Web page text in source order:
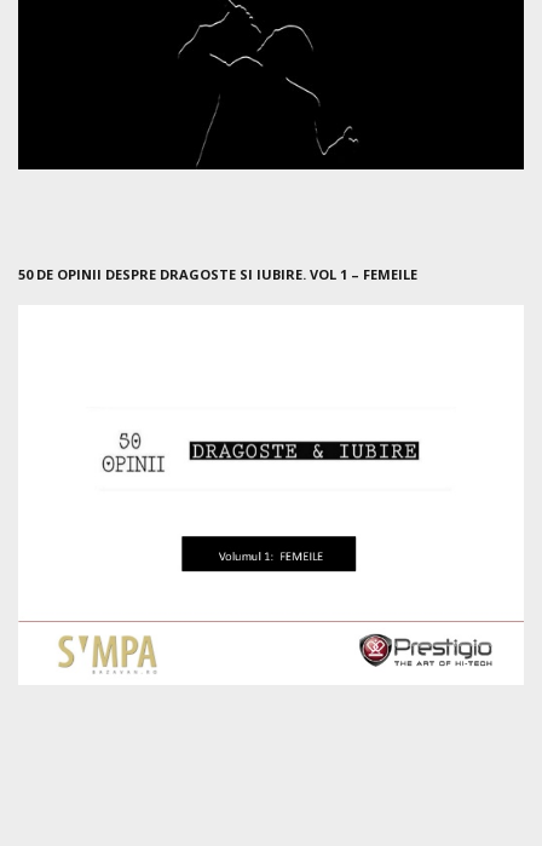
50 DE OPINII DESPRE DRAGOSTE SI IUBIRE. VOL 1 – FEMEILE